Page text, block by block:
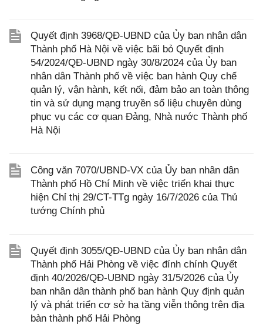
Quyết định 3968/QĐ-UBND của Ủy ban nhân dân
Thành phố Hà Nội về việc bãi bỏ Quyết định
54/2024/QĐ-UBND ngày 30/8/2024 của Ủy ban
nhân dân Thành phố về việc ban hành Quy chế
quản lý, vận hành, kết nối, đảm bảo an toàn thông
tin và sử dụng mạng truyền số liệu chuyên dùng
phục vụ các cơ quan Đảng, Nhà nước Thành phố
Hà Nội
Công văn 7070/UBND-VX của Ủy ban nhân dân
Thành phố Hồ Chí Minh về việc triển khai thực
hiện Chỉ thị 29/CT-TTg ngày 16/7/2026 của Thủ
tướng Chính phủ
Quyết định 3055/QĐ-UBND của Ủy ban nhân dân
Thành phố Hải Phòng về việc đính chính Quyết
định 40/2026/QĐ-UBND ngày 31/5/2026 của Ủy
ban nhân dân thành phố ban hành Quy định quản
lý và phát triển cơ sở hạ tầng viễn thông trên địa
bàn thành phố Hải Phòng